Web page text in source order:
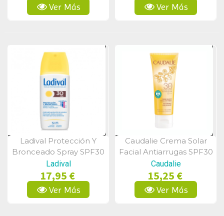
Ver Más Ver Más
Vista Rápida
Ladival Protección Y
Bronceado Spray SPF30
150ml
Ladival
17,95 €
Ver Más
Vista Rápida
Caudalie Crema Solar
Facial Antiarrugas SPF30
50ml
Caudalie
15,25 €
Ver Más